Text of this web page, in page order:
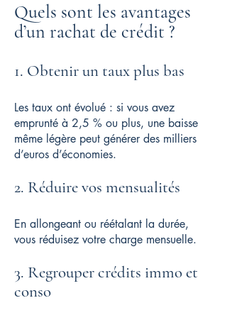
Quels sont les avantages
d’un rachat de crédit ?
1. Obtenir un taux plus bas
Les taux ont évolué : si vous avez
emprunté à 2,5 % ou plus, une baisse
même légère peut générer des milliers
d’euros d’économies.
2. Réduire vos mensualités
En allongeant ou réétalant la durée,
vous réduisez votre charge mensuelle.
3. Regrouper crédits immo et
conso